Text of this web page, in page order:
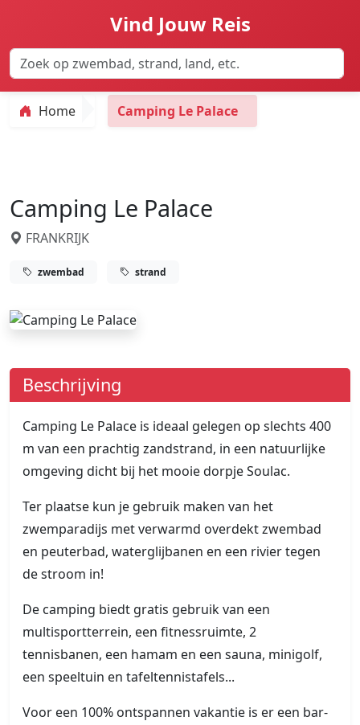
Vind Jouw Reis
Home Camping Le Palace
Camping Le Palace
FRANKRIJK
zwembad strand
Beschrijving
Camping Le Palace is ideaal gelegen op slechts 400
m van een prachtig zandstrand, in een natuurlijke
omgeving dicht bij het mooie dorpje Soulac.
Ter plaatse kun je gebruik maken van het
zwemparadijs met verwarmd overdekt zwembad
en peuterbad, waterglijbanen en een rivier tegen
de stroom in!
De camping biedt gratis gebruik van een
multisportterrein, een fitnessruimte, 2
tennisbanen, een hamam en een sauna, minigolf,
een speeltuin en tafeltennistafels...
Voor een 100% ontspannen vakantie is er een bar-